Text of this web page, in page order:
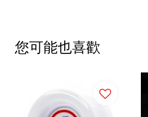
您可能也喜歡